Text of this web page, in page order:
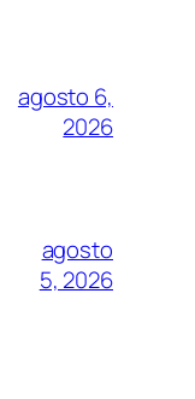
agosto 6,
2026
agosto
5, 2026